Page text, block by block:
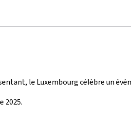
le Luxembourg célèbre un
2025.